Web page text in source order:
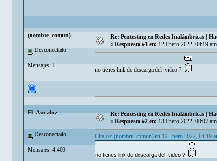
(nombre_comun)
Desconectado
Mensajes: 1
Re: Pentesting en Redes Inalámbricas |
« Respuesta #1 en: 12 Enero 2022, 04:19
no tienes link de descarga del video ?
El_Andaluz
Desconectado
Mensajes: 4.400
Re: Pentesting en Redes Inalámbricas |
«Respuesta #2 en:13 Enero 2022, 00:07
Cita de: (nombre_comun) en 12 Enero 2022, 04:19
no tienes link de descarga del video ?